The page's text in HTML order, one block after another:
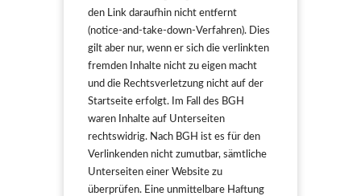
den Link daraufhin nicht entfernt
(notice-and-take-down-Verfahren). Dies
gilt aber nur, wenn er sich die verlinkten
fremden Inhalte nicht zu eigen macht
und die Rechtsverletzung nicht auf der
Startseite erfolgt. Im Fall des BGH
waren Inhalte auf Unterseiten
rechtswidrig. Nach BGH ist es für den
Verlinkenden nicht zumutbar, sämtliche
Unterseiten einer Website zu
überprüfen. Eine unmittelbare Haftung